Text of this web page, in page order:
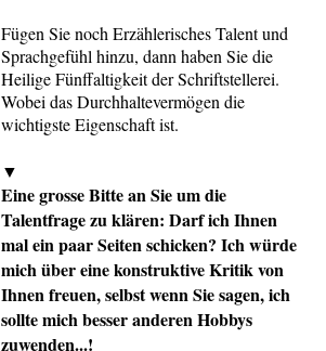
Fügen Sie noch Erzählerisches Talent und
Sprachgefühl hinzu, dann haben Sie die
Heilige Fünffaltigkeit der Schriftstellerei.
Wobei das Durchhaltevermögen die
wichtigste Eigenschaft ist.
▼
Eine grosse Bitte an Sie um die
Talentfrage zu klären: Darf ich Ihnen
mal ein paar Seiten schicken? Ich würde
mich über eine konstruktive Kritik von
Ihnen freuen, selbst wenn Sie sagen, ich
sollte mich besser anderen Hobbys
zuwenden...!